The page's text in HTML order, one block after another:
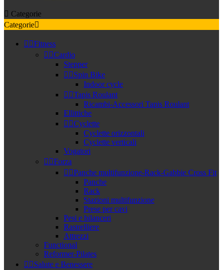
 Categorie
Categorie
 Fitness
 Cardio
Stepper
 Spin Bike
Indoor cycle
 Tapis Roulant
Ricambi-Accessori Tapis Roulant
Ellittiche
 Cyclette
Cyclette orizzontali
Cyclette verticali
Vogatori
 Forza
 Panche multifunzione-Rack-Gabbie Cross Fit
Panche
Rack
Stazioni multifunzione
Prese per cavi
Pesi e bilanceri
Rastrelliere
Attrezzi
Functional
Reformer-Pilates
 Salute e Benessere